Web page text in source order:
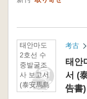
태안마도
2호선 수
중발굴조
사 보고서
(泰安馬島
2號船 水
考古
태안
서 (
告